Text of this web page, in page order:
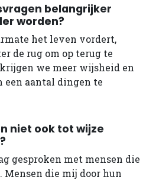
belangrijker
worden?
het leven vordert,
de rug om op terug te
we meer wijsheid en
een aantal dingen te
niet ook tot wijze
gesproken met mensen die
die mij door hun